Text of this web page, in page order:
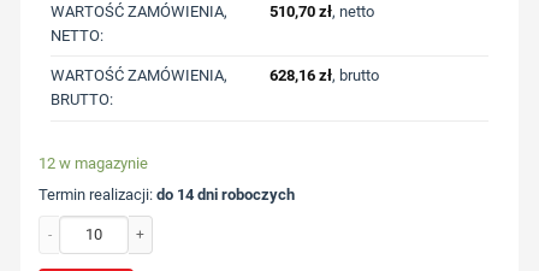
WARTOŚĆ ZAMÓWIENIA,
NETTO:
510,70 zł, netto
WARTOŚĆ ZAMÓWIENIA,
BRUTTO:
628,16 zł, brutto
12 w magazynie
Termin realizacji:do 14 dni roboczych